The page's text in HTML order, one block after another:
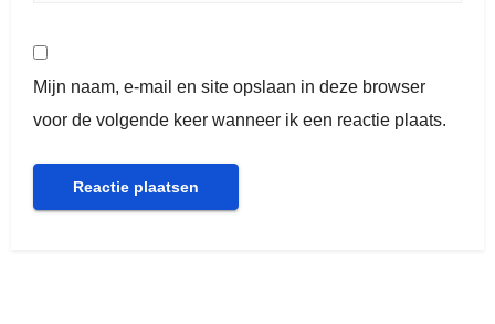
Mijn naam, e-mail en site opslaan in deze browser
voor de volgende keer wanneer ik een reactie plaats.